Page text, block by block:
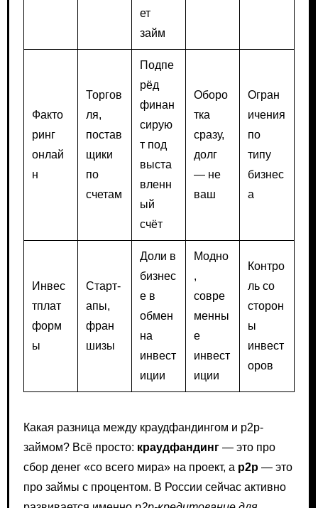
ет
займ
Факто
ринг
онлай
н
Торгов
ля,
постав
щики
по
счетам
Подпе
рёд
финан
сирую
т под
выста
вленн
ый
счёт
Оборо
тка
сразу,
долг
— не
ваш
Огран
ичения
по
типу
бизнес
а
Инвес
тплат
форм
ы
Старт-
апы,
фран
шизы
Доли в
бизнес
е в
обмен
на
инвест
иции
Модно
,
совре
менны
е
инвест
иции
Контро
ль со
сторон
ы
инвест
оров
Какая разница между краудфандингом и p2p-
займом? Всё просто: краудфандинг— это про
сбор денег «со всего мира» на проект, а p2p— это
про займы с процентом. В России сейчас активно